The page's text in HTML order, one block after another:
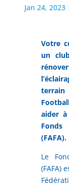
Jan 24, 2023
Votre
un
terrain
aider
Le
(FAFA)